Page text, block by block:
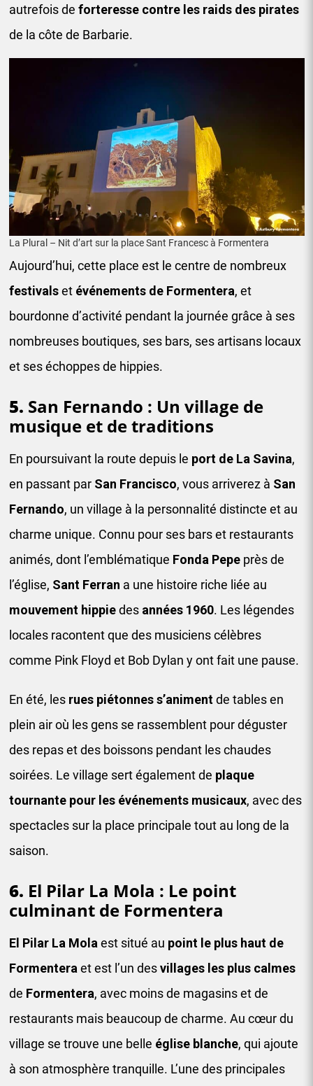
autrefois de forteresse contre les raids des pirates
de la côte de Barbarie.
La Plural – Nit d’art sur la place Sant Francesc à Formentera
Aujourd’hui, cette place est le centre de nombreux
festivalset événements de Formentera, et
bourdonne d’activité pendant la journée grâce à ses
nombreuses boutiques, ses bars, ses artisans locaux
et ses échoppes de hippies.
5. San Fernando : Un village de
musique et de traditions
En poursuivant la route depuis le port de La Savina,
en passant par San Francisco, vous arriverez à San
Fernando, un village à la personnalité distincte et au
charme unique. Connu pour ses bars et restaurants
animés, dont l’emblématique Fonda Pepeprès de
l’église, Sant Ferran a une histoire riche liée au
mouvement hippiedes années 1960. Les légendes
locales racontent que des musiciens célèbres
comme Pink Floyd et Bob Dylan y ont fait une pause.
En été, les rues piétonnes s’animentde tables en
plein air où les gens se rassemblent pour déguster
des repas et des boissons pendant les chaudes
soirées. Le village sert également de plaque
tournante pour les événements musicaux, avec des
spectacles sur la place principale tout au long de la
saison.
6. El Pilar La Mola : Le point
culminant de Formentera
El Pilar La Mola est situé au point le plus haut de
Formentera et est l’un desvillages les plus calmes
de Formentera, avec moins de magasins et de
restaurants mais beaucoup de charme. Au cœur du
village se trouve une belle église blanche, qui ajoute
à son atmosphère tranquille. L’une des principales